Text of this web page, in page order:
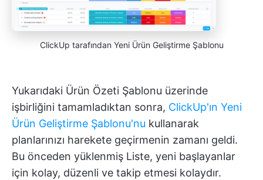
ClickUp tarafından Yeni Ürün Geliştirme Şablonu
Yukarıdaki Ürün Özeti Şablonu üzerinde
işbirliğini tamamladıktan sonra, ClickUp'ın Yeni
Ürün Geliştirme Şablonu'nu kullanarak
planlarınızı harekete geçirmenin zamanı geldi.
Bu önceden yüklenmiş Liste, yeni başlayanlar
için kolay, düzenli ve takip etmesi kolaydır.